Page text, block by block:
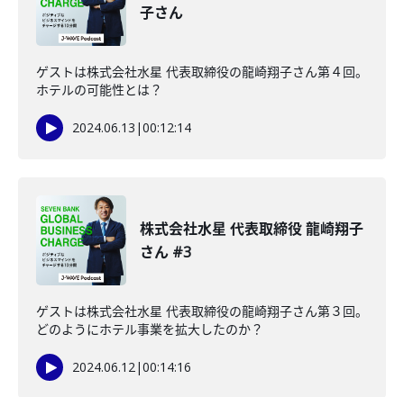
子さん
ゲストは株式会社水星 代表取締役の龍崎翔子さん第４回。
ホテルの可能性とは？
2024.06.13 |00:12:14
株式会社水星 代表取締役 龍崎翔子
さん #3
ゲストは株式会社水星 代表取締役の龍崎翔子さん第３回。
どのようにホテル事業を拡大したのか？
2024.06.12|00:14:16